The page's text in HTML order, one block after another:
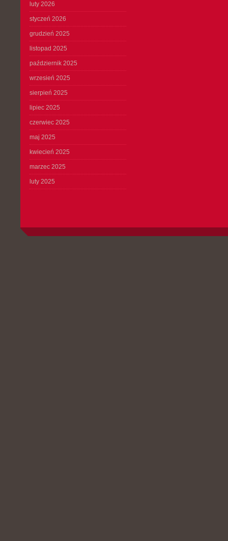
luty 2026
styczeń 2026
grudzień 2025
listopad 2025
październik 2025
wrzesień 2025
sierpień 2025
lipiec 2025
czerwiec 2025
maj 2025
kwiecień 2025
marzec 2025
luty 2025